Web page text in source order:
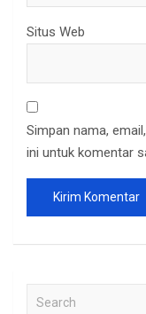
Situs Web
Simpan nama,
ini untuk komentar